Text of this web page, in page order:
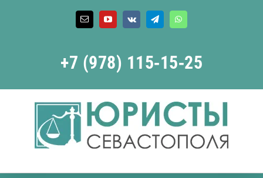
Email YouTube
Vk TelegramWhatsApp
+7 (978) 115‑15‑25